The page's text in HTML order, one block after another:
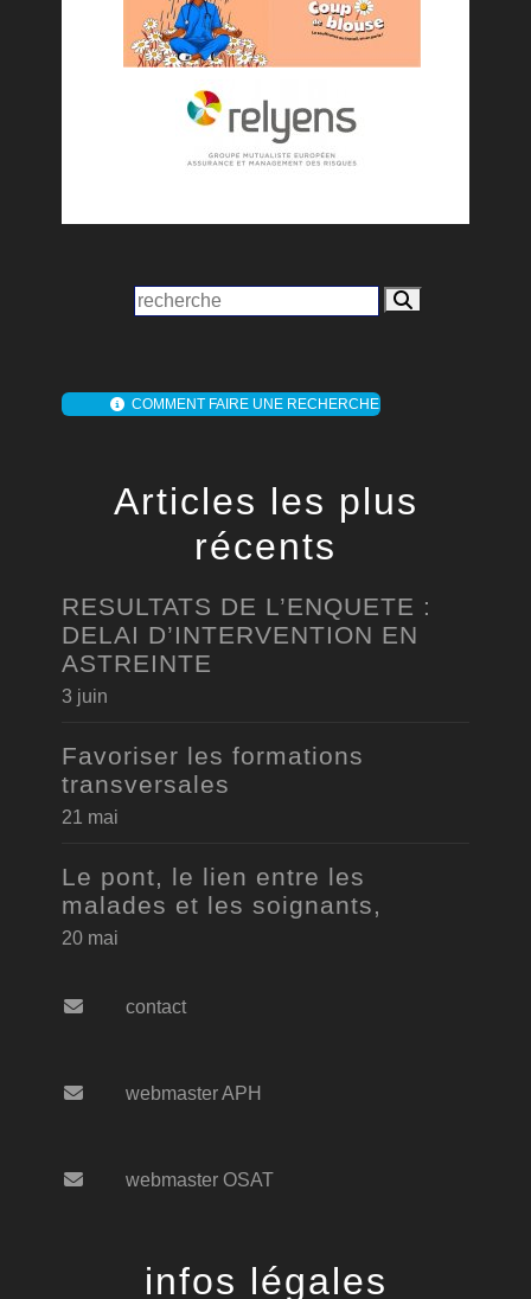
COMMENT FAIRE UNE RECHERCHE
Articles les plus
récents
RESULTATS DE L’ENQUETE :
DELAI D’INTERVENTION EN
ASTREINTE
3 juin
Favoriser les formations
transversales
21 mai
Le pont, le lien entre les
malades et les soignants,
20 mai
contact
webmaster APH
webmaster OSAT
infos légales